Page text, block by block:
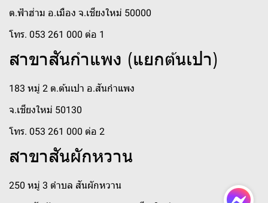
ต.ฟ้าฮ่าม อ.เมือง จ.เชียงใหม่ 50000
โทร. 053 261 000 ต่อ 1
สาขาสันกำแพง (แยกต้นเปา)
183 หมู่ 2 ต.ต้นเปา อ.สันกำแพง
จ.เชียงใหม่ 50130
โทร. 053 261 000 ต่อ 2
สาขาสันผักหวาน
250 หมู่ 3 ตำบล สันผักหวาน